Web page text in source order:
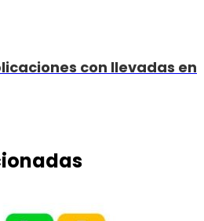
con llevadas en